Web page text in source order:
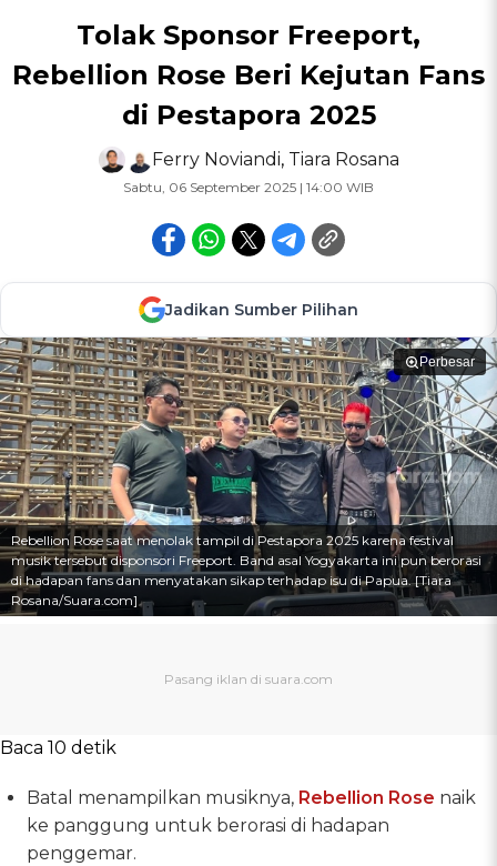
Tolak Sponsor Freeport,
Rebellion Rose Beri Kejutan Fans
di Pestapora 2025
Ferry Noviandi, Tiara Rosana
Sabtu, 06 September 2025 | 14:00 WIB
Jadikan Sumber Pilihan
Perbesar
Rebellion Rose saat menolak tampil di Pestapora 2025 karena festival
musik tersebut disponsori Freeport. Band asal Yogyakarta ini pun berorasi
di hadapan fans dan menyatakan sikap terhadap isu di Papua. [Tiara
Rosana/Suara.com]
Baca 10 detik
Batal menampilkan musiknya, Rebellion Rose naik
ke panggung untuk berorasi di hadapan
penggemar.